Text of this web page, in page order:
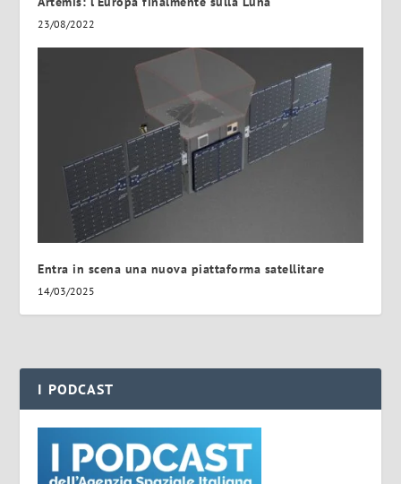
23/08/2022
Entra in scena una nuova piattaforma satellitare
14/03/2025
I PODCAST